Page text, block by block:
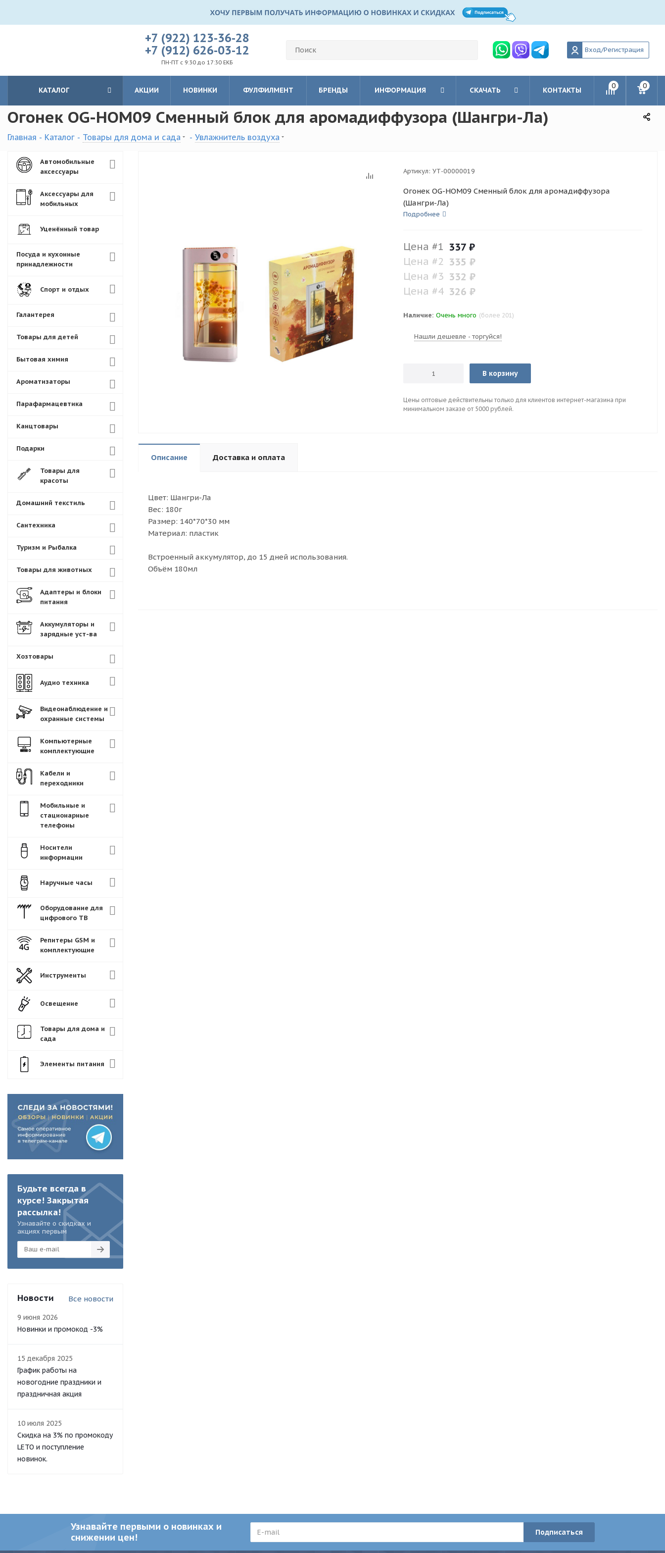
+7 (922) 123-36-28
+7 (912) 626-03-12
ПН-ПТ с 9:30 до 17:30 ЕКБ
Вход/Регистрация
0 0
КАТАЛОГ АКЦИИ НОВИНКИ ФУЛФИЛМЕНТ БРЕНДЫ ИНФОРМАЦИЯ СКАЧАТЬ КОНТАКТЫ
Огонек OG-HOM09 Сменный блок для аромадиффузора (Шангри-Ла)
Главная - Каталог - Товары для дома и сада - Увлажнитель воздуха
Артикул: УТ-00000019
Огонек OG-HOM09 Сменный блок для аромадиффузора
(Шангри-Ла)
Подробнее
Цена #1 337 ₽
Цена #2 335 ₽
Цена #3 332 ₽
Цена #4 326 ₽
Наличие: Очень много (более 201)
Нашли дешевле - торгуйся!
В корзину
Цены оптовые действительны только для клиентов интернет-магазина при
минимальном заказе от 5000 рублей.
Описание Доставка и оплата
Цвет: Шангри-Ла
Вес: 180г
Размер: 140*70*30 мм
Материал: пластик
Встроенный аккумулятор, до 15 дней использования.
Объём 180мл
Автомобильные
аксессуары
Аксессуары для
мобильных
Уценённый товар
Посуда и кухонные
принадлежности
Спорт и отдых
Галантерея
Товары для детей
Бытовая химия
Ароматизаторы
Парафармацевтика
Канцтовары
Подарки
Товары для
красоты
Домашний текстиль
Сантехника
Туризм и Рыбалка
Товары для животных
Адаптеры и блоки
питания
Аккумуляторы и
зарядные уст-ва
Хозтовары
Аудио техника
Видеонаблюдение и
охранные системы
Компьютерные
комплектующие
Кабели и
переходники
Мобильные и
стационарные
телефоны
Носители
информации
Наручные часы
Оборудование для
цифрового ТВ
Репитеры GSM и
комплектующие
Инструменты
Освещение
Товары для дома и
сада
Элементы питания
Будьте всегда в
курсе! Закрытая
рассылка!
Узнавайте о скидках и
акциях первым
Новости Все новости
9 июня 2026
Новинки и промокод -3%
15 декабря 2025
График работы на
новогодние праздники и
праздничная акция
10 июля 2025
Скидка на 3% по промокоду
LETO и поступление
новинок.
Узнавайте первыми о новинках и
снижении цен!